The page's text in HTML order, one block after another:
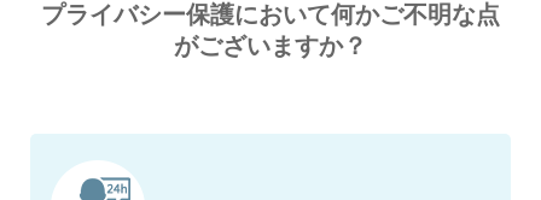
プライバシー保護において何かご不明な点
がございますか？